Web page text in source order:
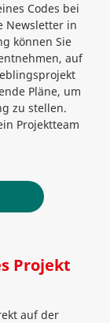
Codes bei
Newsletter in
können Sie
auf
Pläne, um
zu stellen.
Projektteam
Projekt
auf der